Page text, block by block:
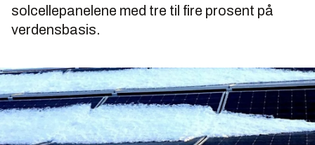
solcellepanelene med tre til fire prosent på
verdensbasis.